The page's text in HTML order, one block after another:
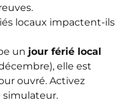
locaux impactent-ils
un jour férié local
elle est
ouvré. Activez
simulateur.